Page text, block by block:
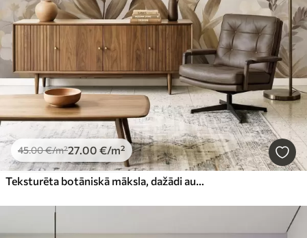
45.00€/m²27.00 €/m²
Teksturēta botāniskā māksla, dažādi augi un lapas brūnos un smilškrāsas toņos